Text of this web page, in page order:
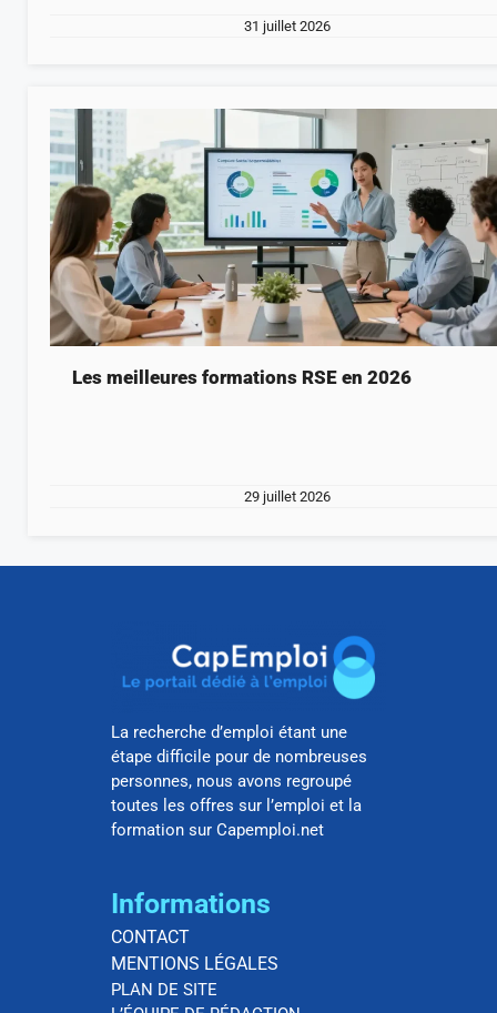
31 juillet 2026
Les meilleures formations RSE en 2026
29 juillet 2026
La recherche d’emploi étant une
étape difficile pour de nombreuses
personnes, nous avons regroupé
toutes les offres sur l’emploi et la
formation sur Capemploi.net
Informations
CONTACT
MENTIONS LÉGALES
PLAN DE SITE